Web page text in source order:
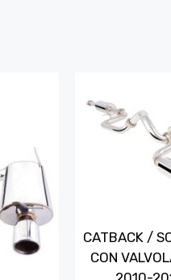
CATBACK /
CON